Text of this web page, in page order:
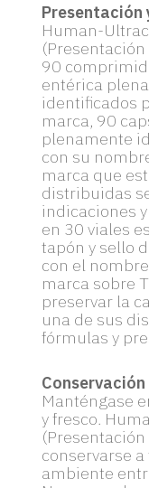
Presentación
Human-
90
entérica
identificados
marca, 90
plenamente
con su
marca que
distribuidas
indicaciones
en 30 viales
tapón y sello
con el
marca sobre
preservar la
una de sus
fórmulas y
Conservación
Manténgase
y fresco.
conservarse
ambiente